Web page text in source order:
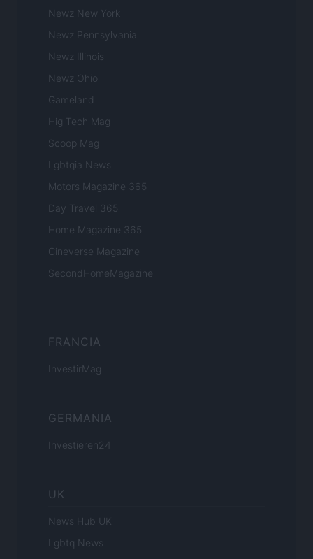
Newz New York
Newz Pennsylvania
Newz Illinois
Newz Ohio
Gameland
Hig Tech Mag
Scoop Mag
Lgbtqia News
Motors Magazine 365
Day Travel 365
Home Magazine 365
Cineverse Magazine
SecondHomeMagazine
FRANCIA
InvestirMag
GERMANIA
Investieren24
UK
News Hub UK
Lgbtq News